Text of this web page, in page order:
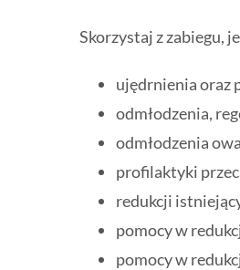
Skorzystaj z zabiegu,
ujędrnienia oraz
odmłodzenia,
odmłodzenia
profilaktyki
redukcji
pomocy w
pomocy w